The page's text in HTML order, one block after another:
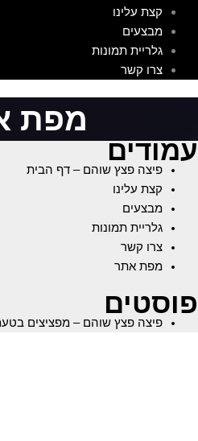
קצת עלינו
מבצעים
גלריית תמונות
צרו קשר
מפת
עמודים
פיצה פצץ שוהם – דף הבית
קצת עלינו
מבצעים
גלריית תמונות
צרו קשר
מפת אתר
פוסטים
פיצה פצץ שוהם – מפציצים